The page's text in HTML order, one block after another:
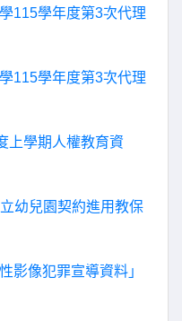
115學年度第3次代理
115學年度第3次代理
上學期人權教育資
幼兒園契約進用教保
影像犯罪宣導資料」